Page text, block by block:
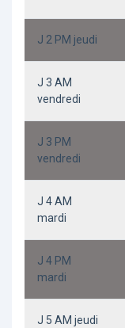
J 2 PM jeudi
J 3 AM
vendredi
J 3 PM
vendredi
J 4 AM
mardi
J 4 PM
mardi
J 5 AM jeudi